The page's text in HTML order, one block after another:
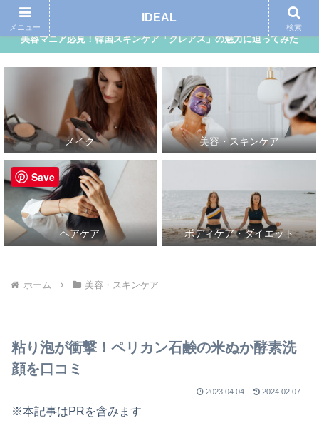
アイディール｜自分らしさ、理想的な自分を追求する女性向けメディア
美容マニア必見！韓国スキンケア「クレアス」の魅力に迫ってみた
メイク 美容・スキンケア
ヘアケア ボディケア・ダイエット
ホーム 美容・スキンケア
粘り泡が衝撃！ペリカン石鹸の米ぬか酵素洗
顔を口コミ
2023.04.04 2024.02.07
※本記事はPRを含みます
メニュー
IDEAL
検索
Save